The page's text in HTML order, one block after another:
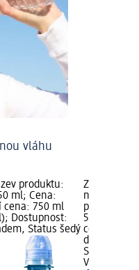
vláhu
produktu:
ml; Cena:
cena: 750 ml
Dostupnost:
Status šedý
Značka:
příchutí
500 ml;
cena: 500
dm značka
Status
Vybrat